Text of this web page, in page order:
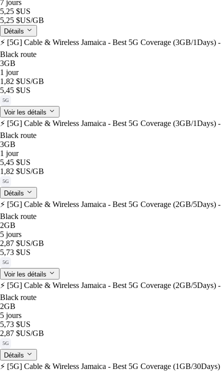
7 jours
5,25 $US
5,25 $US/GB
Détails
⚡️ [5G] Cable & Wireless Jamaica - Best 5G Coverage (3GB/1Days) -
Black route
3GB
1 jour
1,82 $US/GB
5,45 $US
5G
Voir les détails
⚡️ [5G] Cable & Wireless Jamaica - Best 5G Coverage (3GB/1Days) -
Black route
3GB
1 jour
5,45 $US
1,82 $US/GB
5G
Détails
⚡️ [5G] Cable & Wireless Jamaica - Best 5G Coverage (2GB/5Days) -
Black route
2GB
5 jours
2,87 $US/GB
5,73 $US
5G
Voir les détails
⚡️ [5G] Cable & Wireless Jamaica - Best 5G Coverage (2GB/5Days) -
Black route
2GB
5 jours
5,73 $US
2,87 $US/GB
5G
Détails
⚡️ [5G] Cable & Wireless Jamaica - Best 5G Coverage (1GB/30Days)